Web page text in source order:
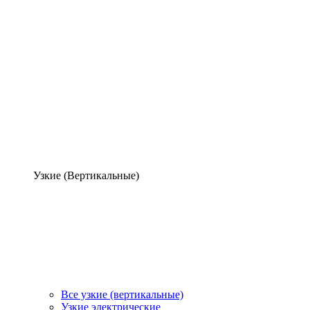
Узкие (Вертикальные)
Все узкие (вертикальные)
Узкие электрические